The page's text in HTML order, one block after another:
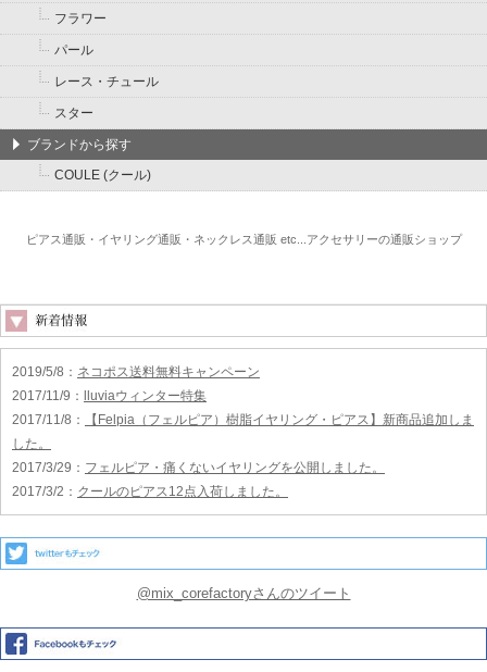
フラワー
パール
レース・チュール
スター
ブランドから探す
COULE (クール)
ピアス通販・イヤリング通販・ネックレス通販 etc...アクセサリーの通販ショップ
2019/5/8 ： ネコポス送料無料キャンペーン
2017/11/9 ： lluviaウィンター特集
2017/11/8 ：
【Felpia（フェルピア）樹脂イヤリング・ピアス】新商品追加しま
した。
2017/3/29 ： フェルピア・痛くないイヤリングを公開しました。
2017/3/2 ： クールのピアス12点入荷しました。
@mix_corefactoryさんのツイート